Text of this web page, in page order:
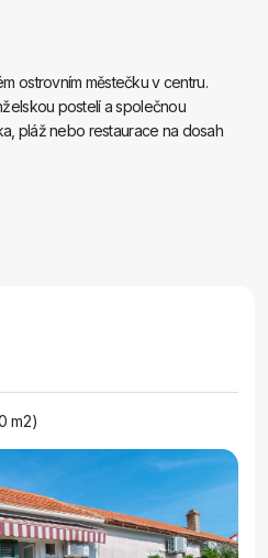
ostrovním městečku v centru.
postelí a společnou
pláž nebo restaurace na dosah
m2)